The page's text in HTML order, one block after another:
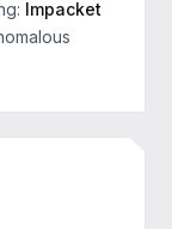
Impacket